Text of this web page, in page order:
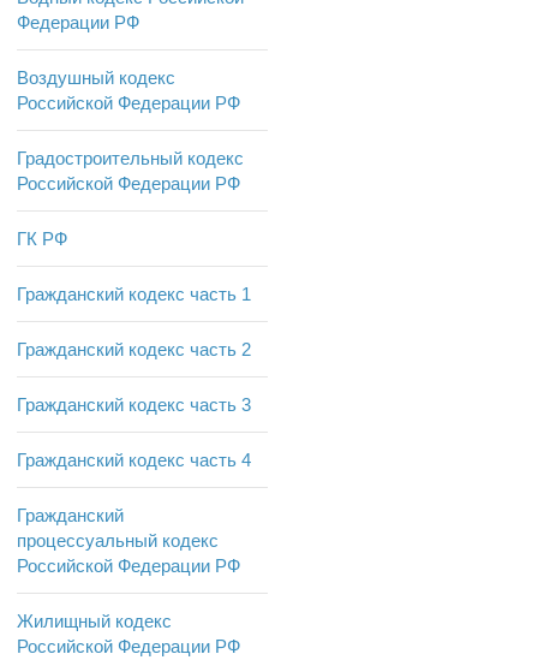
Федерации РФ
Воздушный кодекс
Российской Федерации РФ
Градостроительный кодекс
Российской Федерации РФ
ГК РФ
Гражданский кодекс часть 1
Гражданский кодекс часть 2
Гражданский кодекс часть 3
Гражданский кодекс часть 4
Гражданский
процессуальный кодекс
Российской Федерации РФ
Жилищный кодекс
Российской Федерации РФ